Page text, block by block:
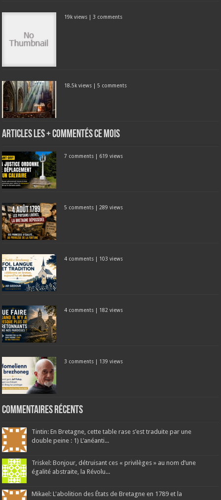
19k views | 3 comments
18.5k views |5 comments
Articles les + commentés ce mois
7 comments | 619 views
5 comments | 289 views
4 comments | 103 views
4 comments | 182 views
3 comments | 139 views
Commentaires récents
Tintin: En Bretagne, cette table rase s’est traduite par une
double peine : 1) L’anéanti...
Triskel: Bonjour, détruisant ces « privilèges » au nom d’une
égalité abstraite, la Révolu...
Mikael: L'abolition des États de Bretagne en 1789 et la